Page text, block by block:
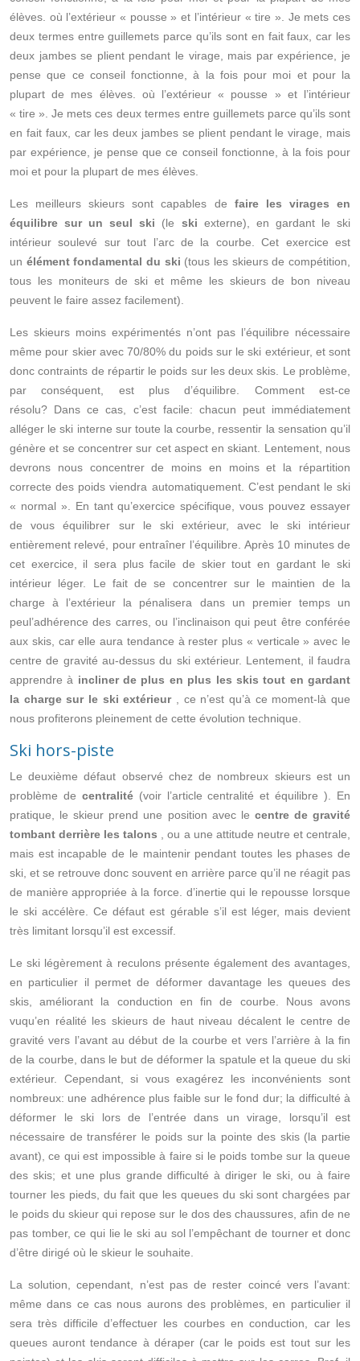
élèves. où l’extérieur « pousse » et l’intérieur « tire ». Je mets ces
deux termes entre guillemets parce qu’ils sont en fait faux, car les
deux jambes se plient pendant le virage, mais par expérience, je
pense que ce conseil fonctionne, à la fois pour moi et pour la
plupart de mes élèves. où l’extérieur « pousse » et l’intérieur
« tire ». Je mets ces deux termes entre guillemets parce qu’ils sont
en fait faux, car les deux jambes se plient pendant le virage, mais
par expérience, je pense que ce conseil fonctionne, à la fois pour
moi et pour la plupart de mes élèves.
Les meilleurs skieurs sont capables de faire les virages en
équilibre sur un seul ski (le ski externe), en gardant le ski
intérieur soulevé sur tout l’arc de la courbe. Cet exercice est
un élément fondamental du ski (tous les skieurs de compétition,
tous les moniteurs de ski et même les skieurs de bon niveau
peuvent le faire assez facilement).
Les skieurs moins expérimentés n’ont pas l’équilibre nécessaire
même pour skier avec 70/80% du poids sur le ski extérieur, et sont
donc contraints de répartir le poids sur les deux skis. Le problème,
par conséquent, est plus d’équilibre. Comment est-ce
résolu? Dans ce cas, c’est facile: chacun peut immédiatement
alléger le ski interne sur toute la courbe, ressentir la sensation qu’il
génère et se concentrer sur cet aspect en skiant. Lentement, nous
devrons nous concentrer de moins en moins et la répartition
correcte des poids viendra automatiquement. C’est pendant le ski
« normal ». En tant qu’exercice spécifique, vous pouvez essayer
de vous équilibrer sur le ski extérieur, avec le ski intérieur
entièrement relevé, pour entraîner l’équilibre. Après 10 minutes de
cet exercice, il sera plus facile de skier tout en gardant le ski
intérieur léger. Le fait de se concentrer sur le maintien de la
charge à l’extérieur la pénalisera dans un premier temps un
peul’adhérence des carres, ou l’inclinaison qui peut être conférée
aux skis, car elle aura tendance à rester plus « verticale » avec le
centre de gravité au-dessus du ski extérieur. Lentement, il faudra
apprendre à incliner de plus en plus les skis tout en gardant
la charge sur le ski extérieur, ce n’est qu’à ce moment-là que
nous profiterons pleinement de cette évolution technique.
Ski hors-piste
Le deuxième défaut observé chez de nombreux skieurs est un
problème de centralité(voir l’articlecentralité et équilibre ). En
pratique, le skieur prend une position avec le centre de gravité
tombant derrière les talons , ou a une attitude neutre et centrale,
mais est incapable de le maintenir pendant toutes les phases de
ski, et se retrouve donc souvent en arrière parce qu’il ne réagit pas
de manière appropriée à la force. d’inertie qui le repousse lorsque
le ski accélère. Ce défaut est gérable s’il est léger, mais devient
très limitant lorsqu’il est excessif.
Le ski légèrement à reculons présente également des avantages,
en particulier il permet de déformer davantage les queues des
skis, améliorant la conduction en fin de courbe. Nous avons
vuqu’en réalité les skieurs de haut niveau décalent le centre de
gravité vers l’avant au début de la courbe et vers l’arrière à la fin
de la courbe, dans le but de déformer la spatule et la queue du ski
extérieur. Cependant, si vous exagérez les inconvénients sont
nombreux: une adhérence plus faible sur le fond dur; la difficulté à
déformer le ski lors de l’entrée dans un virage, lorsqu’il est
nécessaire de transférer le poids sur la pointe des skis (la partie
avant), ce qui est impossible à faire si le poids tombe sur la queue
des skis; et une plus grande difficulté à diriger le ski, ou à faire
tourner les pieds, du fait que les queues du ski sont chargées par
le poids du skieur qui repose sur le dos des chaussures, afin de ne
pas tomber, ce qui lie le ski au sol l’empêchant de tourner et donc
d’être dirigé où le skieur le souhaite.
La solution, cependant, n’est pas de rester coincé vers l’avant:
même dans ce cas nous aurons des problèmes, en particulier il
sera très difficile d’effectuer les courbes en conduction, car les
queues auront tendance à déraper (car le poids est tout sur les